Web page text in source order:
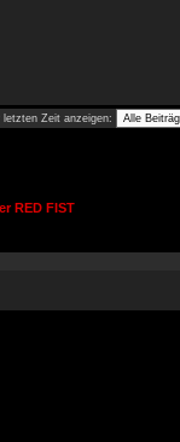
letzten Zeit anzeigen:
RED FIST